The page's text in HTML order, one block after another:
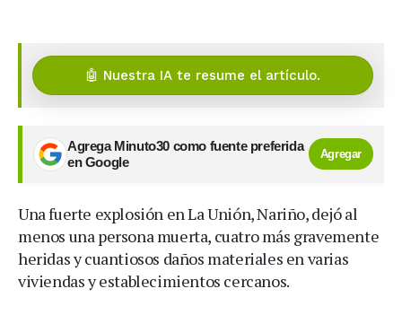
🤖 Nuestra IA te resume el artículo.
Agrega Minuto30 como fuente preferida
en Google
Agregar
Una fuerte explosión en La Unión, Nariño, dejó al
menos una persona muerta, cuatro más gravemente
heridas y cuantiosos daños materiales en varias
viviendas y establecimientos cercanos.